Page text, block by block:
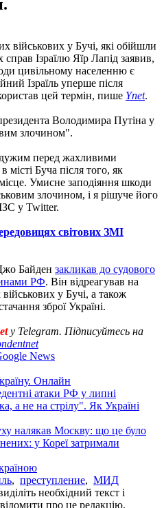
військових у Бучі, які обійшли
справ Ізраїлю Яїр Лапід заявив,
цивільному населенню є
Ізраїль уперше після
цей термін, пише Ynet.
Володимира Путіна у
злочином".
перед жахливими
місті Буча після того, як
Умисне заподіяння шкоди
злочином, і я рішуче його
у Twitter.
світових ЗМІ
Байден закликав до судового
РФ. Він відреагував на
у Бучі, а також
зброї Україні.
у Telegram. Підписуйтесь на
News
Онлайн
атаки РФ у липні
а не на стрілу". Як Україні
налякав Москву: що це було
у Кореї затримали
, преступление, МИД
необхідний текст і
про це редакцію.